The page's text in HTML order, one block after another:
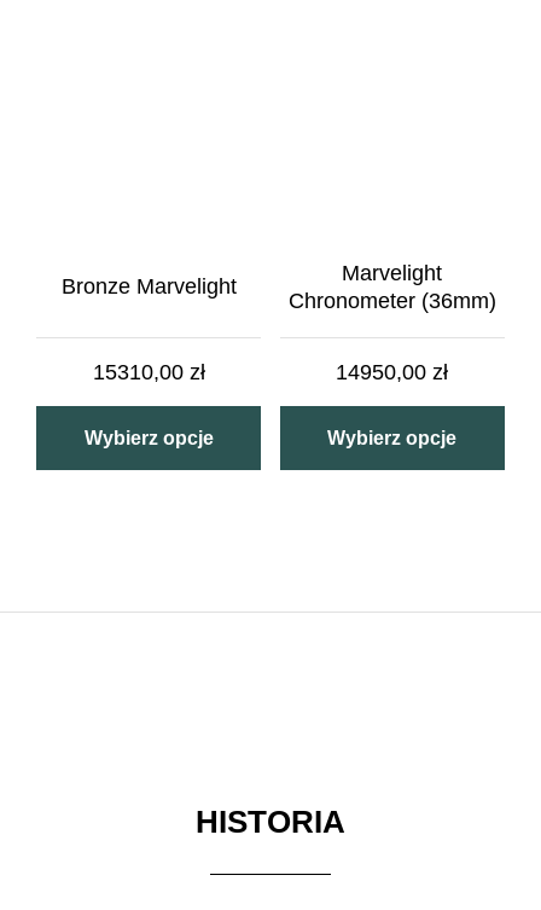
Bronze Marvelight
15310,00 zł
Wybierz opcje
Marvelight
Chronometer (36mm)
14950,00zł
Wybierz opcje
HISTORIA